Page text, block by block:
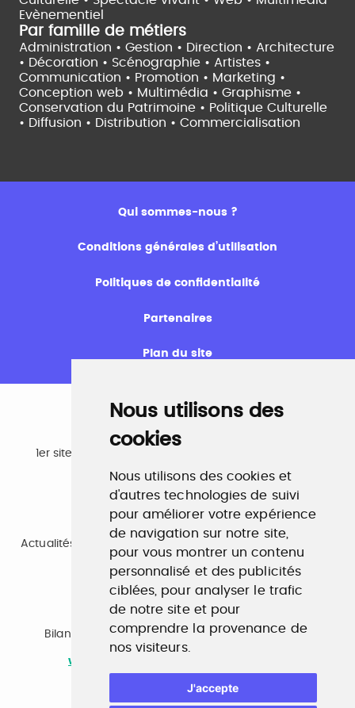
Nous utilisons des
cookies
Nous utilisons des cookies et
d'autres technologies de suivi
pour améliorer votre expérience
de navigation sur notre site,
pour vous montrer un contenu
personnalisé et des publicités
ciblées, pour analyser le trafic
de notre site et pour
comprendre la provenance de
nos visiteurs.
J'accepte
Evènementiel
Par famille de métiers
Administration • Gestion • Direction • Architecture
• Décoration • Scénographie • Artistes •
Communication • Promotion • Marketing •
Conception web • Multimédia • Graphisme •
Conservation du Patrimoine • Politique Culturelle
• Diffusion • Distribution • Commercialisation
Qui sommes-nous ?
Conditions générales d’utilisation
Politiques de confidentialité
Partenaires
Plan du site
Emploi
1er site emploi du secteur culturel 784.000 visites et
www.profilculture.com
Formation
Actualités, guide et annuaire des formations aux métiers
de la culture.
www.profilculture-formation.com
Accompagnement professionnel
Bilan de compétences, coaching, techniques de
recherche d'emploi, entretien conseil.
www.profilculture-competences.com